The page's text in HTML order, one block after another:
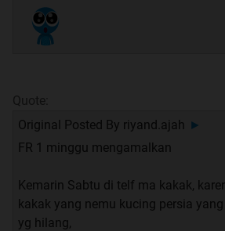
Quote:
Original Posted By riyand.ajah ►
FR 1 minggu mengamalkan
Kemarin Sabtu di telf ma kakak,
kakak yang nemu kucing persia
yg hilang,